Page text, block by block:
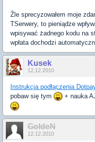
Źle sprecyzowałem moje
TSerwery, to pieniądze
wpisywać żadnego kodu na
wpłata dochodzi
Kusek
12.12.2010
Instrukcja podłączenia
pobaw się tym
+ nauka
GoldeN
12.12.2010